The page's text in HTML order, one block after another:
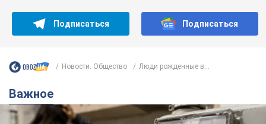
Подписаться Подписаться
Новости. Общество Люди рожденные в...
Важное